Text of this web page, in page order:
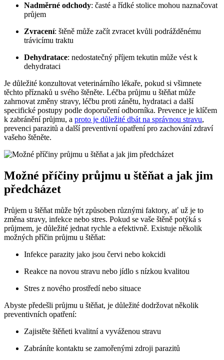
Nadměrné odchody: časté a řídké stolice mohou naznačovat
průjem
Zvracení: štěně může začít zvracet kvůli podrážděnému
trávicímu traktu
Dehydratace: nedostatečný příjem tekutin může vést k
dehydrataci
Je důležité konzultovat veterinárního lékaře, pokud si všimnete
těchto příznaků u svého štěněte. Léčba průjmu u štěňat může
zahrnovat změny stravy, léčbu proti zánětu, hydrataci a další
specifické postupy podle doporučení odborníka. Prevence je klíčem
k zabránění průjmu, a proto je důležité dbát na správnou stravu,
prevenci parazitů a další preventivní opatření pro zachování zdraví
vašeho štěněte.
Možné příčiny průjmu u štěňat a jak jim
předcházet
Průjem u štěňat může být způsoben různými faktory, ať už je to
změna stravy, infekce nebo stres. Pokud se vaše štěně potýká s
průjmem, je důležité jednat rychle a efektivně. Existuje několik
možných příčin průjmu u štěňat:
Infekce parazity jako jsou červi nebo kokcidi
Reakce na novou stravu nebo jídlo s nízkou kvalitou
Stres z nového prostředí nebo situace
Abyste předešli průjmu u štěňat, je důležité dodržovat několik
preventivních opatření:
Zajistěte štěňeti kvalitní a vyváženou stravu
Zabráníte kontaktu se zamořenými zdroji parazitů